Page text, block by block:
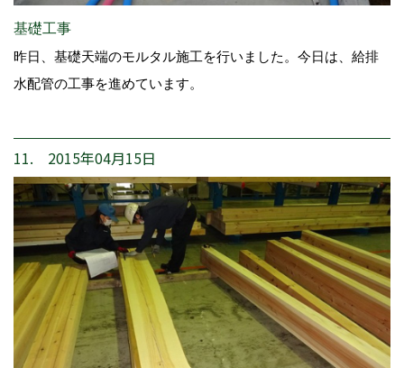
基礎工事
昨日、基礎天端のモルタル施工を行いました。今日は、給排
水配管の工事を進めています。
11. 2015年04月15日